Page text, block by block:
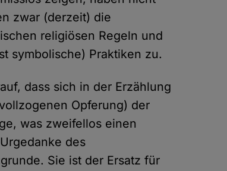
zwar (derzeit) die
religiösen Regeln und
symbolische) Praktiken zu.
dass sich in der Erzählung
Opferung) der
was zweifellos einen
des
Sie ist der Ersatz für